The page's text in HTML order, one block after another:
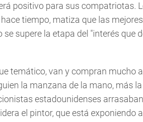
positivo para sus compatriotas.
tiempo, matiza que las
supere la etapa del "interés que
temático, van y compran mucho
la manzana de la mano, más
estadounidenses
el pintor, que está exponiendo